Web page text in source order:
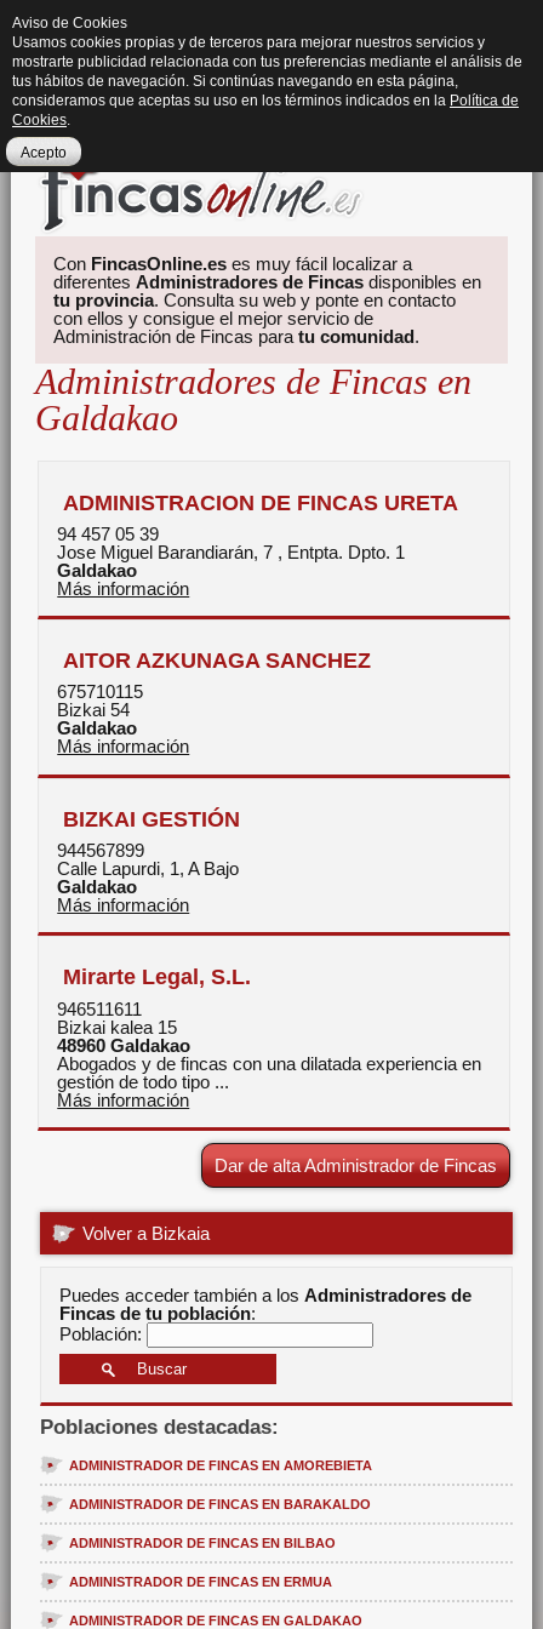
Con FincasOnline.es es muy fácil localizar a
diferentesAdministradores de Fincas disponibles en
tu provincia. Consulta su web y ponte en contacto
con ellos y consigue el mejor servicio de
Administración de Fincas paratu comunidad.
Administradores de Fincas en
Galdakao
ADMINISTRACION DE FINCAS URETA
94 457 05 39
Jose Miguel Barandiarán, 7 , Entpta. Dpto. 1
Galdakao
Más información
AITOR AZKUNAGA SANCHEZ
675710115
Bizkai 54
Galdakao
Más información
BIZKAI GESTIÓN
944567899
Calle Lapurdi, 1, A Bajo
Galdakao
Más información
Mirarte Legal, S.L.
946511611
Bizkai kalea 15
48960 Galdakao
Abogados y de fincas con una dilatada experiencia en
gestión de todo tipo ...
Más información
Dar de alta Administrador de Fincas
Volver a Bizkaia
Puedes acceder también a losAdministradores de
Fincas de tu población:
Población:
Poblaciones destacadas:
ADMINISTRADOR DE FINCAS EN AMOREBIETA
ADMINISTRADOR DE FINCAS EN BARAKALDO
ADMINISTRADOR DE FINCAS EN BILBAO
ADMINISTRADOR DE FINCAS EN ERMUA
ADMINISTRADOR DE FINCAS EN GALDAKAO
Aviso de Cookies
Usamos cookies propias y de terceros para mejorar nuestros servicios y
mostrarte publicidad relacionada con tus preferencias mediante el análisis de
tus hábitos de navegación. Si continúas navegando en esta página,
consideramos que aceptas su uso en los términos indicados en la Política de
Cookies.
Acepto